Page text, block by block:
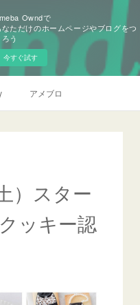
Owndで
なただけのホームページやブログをつ
ろう
今すぐ試す
アメブロ
）スター
ッキー認